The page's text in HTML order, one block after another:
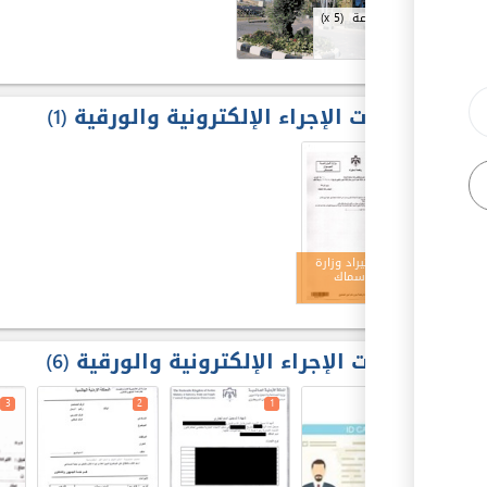
وزارة الزراعة(x 5)
مخرجات الإجراء الإلكترونية والورقية 1
رخصة استيراد وزارة
زراعة - الأسماك
مدخلات الإجراء الإلكترونية والورقية 6
1
2
3